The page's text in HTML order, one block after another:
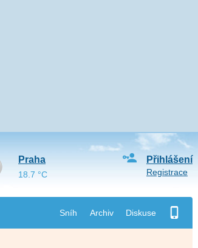
Sníh Archiv Diskuse
Přihlášení
Registrace
Praha
18.7 °C